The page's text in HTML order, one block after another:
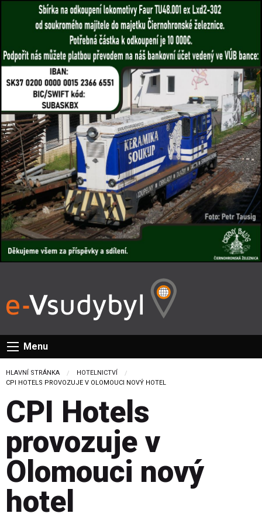
Menu
HLAVNÍ STRÁNKA
HOTELNICTVÍ
CURRENT:
CPI HOTELS PROVOZUJE V OLOMOUCI NOVÝ HOTEL
CPI Hotels
provozuje v
Olomouci nový
hotel